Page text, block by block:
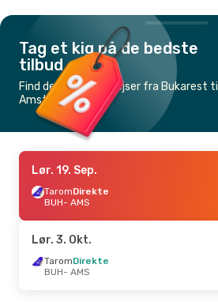
Tag et kig på de bedste
tilbud
Find de billigste flyrejser fra Bukarest til
Amsterdam
Lør. 19. Sep.
TaromDirekte
BUH- AMS
Lør. 3. Okt.
TaromDirekte
BUH- AMS